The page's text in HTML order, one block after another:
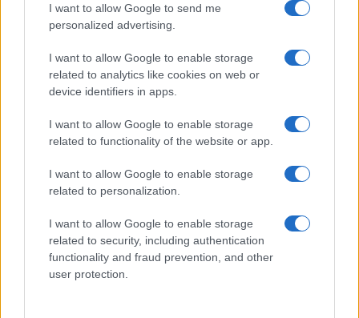
I want to allow Google to send me
personalized advertising.
I want to allow Google to enable storage
related to analytics like cookies on web or
device identifiers in apps.
I want to allow Google to enable storage
related to functionality of the website or app.
I want to allow Google to enable storage
related to personalization.
I want to allow Google to enable storage
related to security, including authentication
functionality and fraud prevention, and other
user protection.
vigili del fuoco a Rudalza
NECROLOGIE
Mario Malu